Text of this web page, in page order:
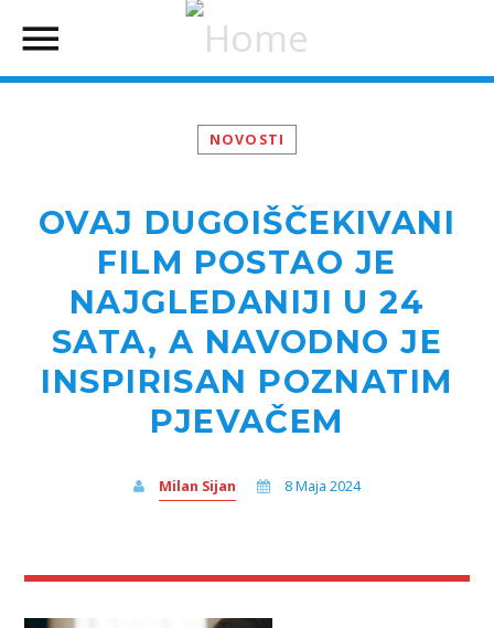
NOVOSTI
OVAJ DUGOIŠČEKIVANI
FILM POSTAO JE
NAJGLEDANIJI U 24
SATA, A NAVODNO JE
INSPIRISAN POZNATIM
PJEVAČEM
Milan Sijan 8 Maja 2024